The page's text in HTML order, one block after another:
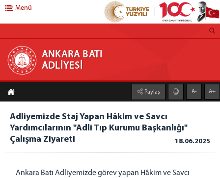
ANKARA BATI ADLİYESİ
ANA SAYFA
ADLİYEMİZ
Adliyemizden Haberler
Önbürolar
İcra Müdürlüğü
Adli Destek ve Mağdur Hizmetleri Müdürlüğü
Menü
ANKARA BATI
ADLİYESİ
Paylaş A- A+
Adliyemizde Staj Yapan Hâkim ve Savcı
Yardımcılarının "Adli Tıp Kurumu Başkanlığı"
Çalışma Ziyareti
18.06.2025
Ankara Batı Adliyemizde görev yapan Hâkim ve Savcı